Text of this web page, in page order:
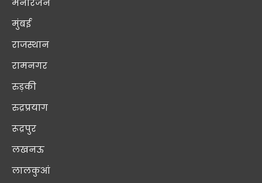
मनोरंजन
मुंबई
राजस्थान
रामनगर
रुड़की
रुद्रप्रयाग
रूद्रपुर
लखनऊ
लालकुआं